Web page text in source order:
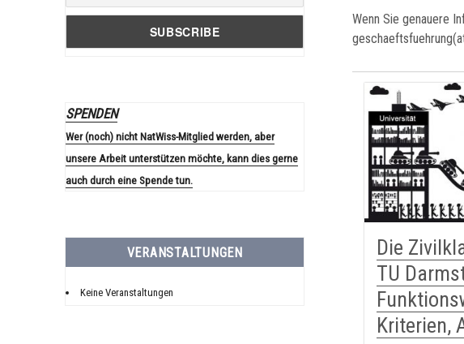
Wenn Sie genauere
Die
TU
Kriterien,
SPENDEN
Wer (noch) nicht NatWiss-Mitglied werden, aber
unsere Arbeit unterstützen möchte, kann dies gerne
auch durch eine Spende tun.
VERANSTALTUNGEN
Keine Veranstaltungen